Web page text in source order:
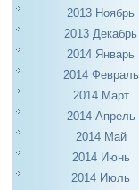
2013 Ноябрь
2013 Декабрь
2014 Январь
2014 Февраль
2014 Март
2014 Апрель
2014 Май
2014 Июнь
2014 Июль